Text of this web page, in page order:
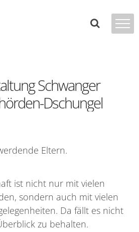
Schwanger
Dschungel
Eltern.
ist nicht nur mit vielen
sondern auch mit vielen
Da fällt es nicht
zu behalten.